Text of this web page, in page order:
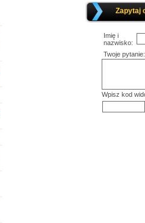
Zapytaj
Imię i
nazwisko:
Twoje pytanie:
Wpisz kod